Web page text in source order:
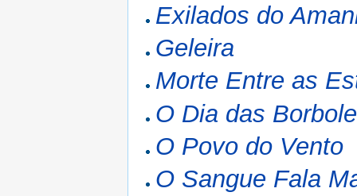
Exilados do
Geleira
Morte Entre as
O Dia das
O Povo do Vento
O Sangue Fala